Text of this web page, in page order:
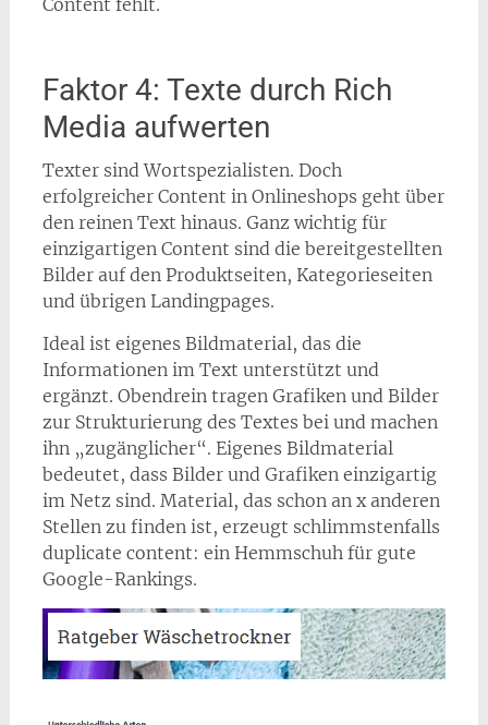
Content fehlt.
Faktor 4: Texte durch Rich
Media aufwerten
Texter sind Wortspezialisten. Doch
erfolgreicher Content in Onlineshops geht über
den reinen Text hinaus. Ganz wichtig für
einzigartigen Content sind die bereitgestellten
Bilder auf den Produktseiten, Kategorieseiten
und übrigen Landingpages.
Ideal ist eigenes Bildmaterial, das die
Informationen im Text unterstützt und
ergänzt. Obendrein tragen Grafiken und Bilder
zur Strukturierung des Textes bei und machen
ihn „zugänglicher“. Eigenes Bildmaterial
bedeutet, dass Bilder und Grafiken einzigartig
im Netz sind. Material, das schon an x anderen
Stellen zu finden ist, erzeugt schlimmstenfalls
duplicate content: ein Hemmschuh für gute
Google-Rankings.